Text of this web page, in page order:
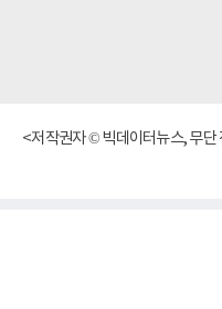
<저작권자 © 빅데이터뉴스, 무단